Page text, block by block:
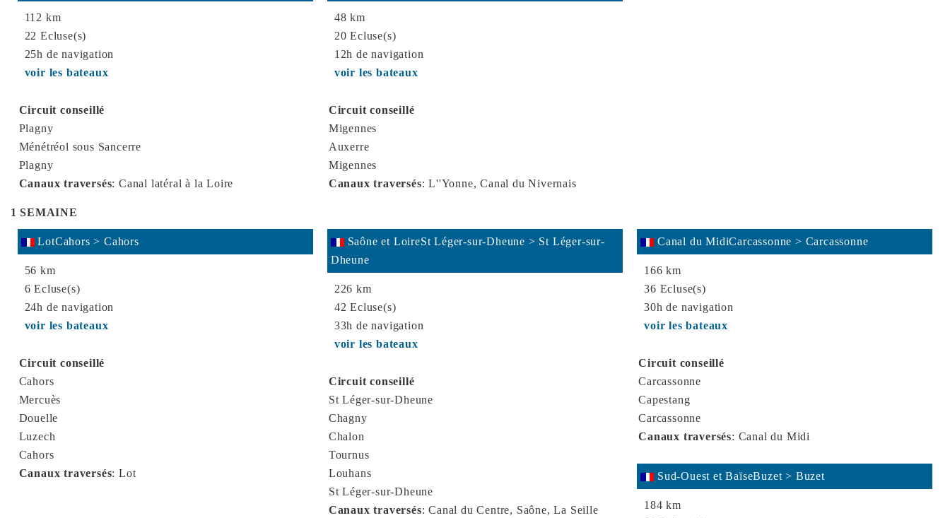
112 km
22 Ecluse(s)
25h de navigation
voir les bateaux
Circuit conseillé
Plagny
Ménétréol sous Sancerre
Plagny
Canaux traversés: Canal latéral à la Loire
48 km
20 Ecluse(s)
12h de navigation
voir les bateaux
Circuit conseillé
Migennes
Auxerre
Migennes
Canaux traversés: L''Yonne, Canal du Nivernais
1 SEMAINE
LotCahors > Cahors
56 km
6 Ecluse(s)
24h de navigation
voir les bateaux
Circuit conseillé
Cahors
Mercuès
Douelle
Luzech
Cahors
Canaux traversés: Lot
Saône et LoireSt Léger-sur-Dheune > St Léger-sur-
Dheune
226 km
42 Ecluse(s)
33h de navigation
voir les bateaux
Circuit conseillé
St Léger-sur-Dheune
Chagny
Chalon
Tournus
Louhans
St Léger-sur-Dheune
Canaux traversés: Canal du Centre, Saône, La Seille
Canal du MidiCarcassonne > Carcassonne
166 km
36 Ecluse(s)
30h de navigation
voir les bateaux
Circuit conseillé
Carcassonne
Capestang
Carcassonne
Canaux traversés: Canal du Midi
Sud-Ouest et BaïseBuzet > Buzet
184 km
ces cookies ainsi que les implications associées à l'utilisation de vos données
Vous pouvez retirer votre consentement à tout moment en cliquant sur vos choix
correspondant ou en consultant notre
Configurer